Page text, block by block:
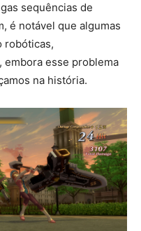
sequências de
é notável que algumas
robóticas,
esse problema
na história.